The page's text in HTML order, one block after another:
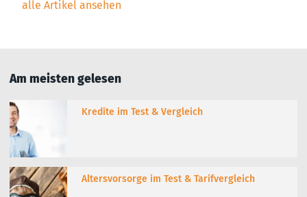
alle Artikel ansehen
Am meisten gelesen
Kredite im Test & Vergleich
Altersvorsorge im Test & Tarifvergleich